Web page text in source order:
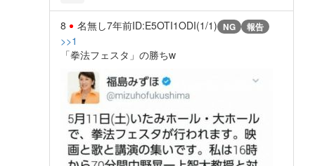
8 名無し7年前ID:E5OTI1ODI(1/1) NG 報告
>>1
「拳法フェスタ」の勝ちw